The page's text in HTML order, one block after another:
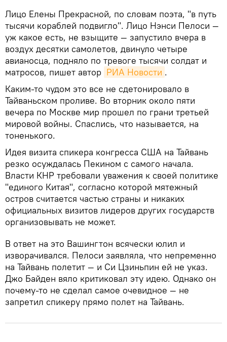
Лицо Елены Прекрасной, по словам поэта, "в путь
тысячи кораблей подвигло". Лицо Нэнси Пелоси —
уж какое есть, не взыщите — запустило вчера в
воздух десятки самолетов, двинуло четыре
авианосца, подняло по тревоге тысячи солдат и
матросов, пишет автор РИА Новости .
Каким-то чудом это все не сдетонировало в
Тайваньском проливе. Во вторник около пяти
вечера по Москве мир прошел по грани третьей
мировой войны. Спаслись, что называется, на
тоненького.
Идея визита спикера конгресса США на Тайвань
резко осуждалась Пекином с самого начала.
Власти КНР требовали уважения к своей политике
"единого Китая", согласно которой мятежный
остров считается частью страны и никаких
официальных визитов лидеров других государств
организовывать не может.
В ответ на это Вашингтон всячески юлил и
изворачивался. Пелоси заявляла, что непременно
на Тайвань полетит — и Си Цзиньпин ей не указ.
Джо Байден вяло критиковал эту идею. Однако он
почему-то не сделал самое очевидное — не
запретил спикеру прямо полет на Тайвань.